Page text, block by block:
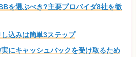
を選ぶべき?主要プロバイダ8社を徹
込みは簡単3ステップ
にキャッシュバックを受け取るため